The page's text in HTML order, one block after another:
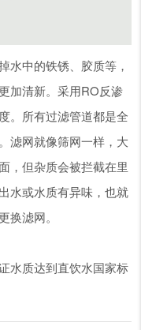
水中的铁锈、胶质等，
加清新。采用RO反渗
。所有过滤管道都是全
滤网就像筛网一样，大
，但杂质会被拦截在里
水或水质有异味，也就
滤网。
水质达到直饮水国家标